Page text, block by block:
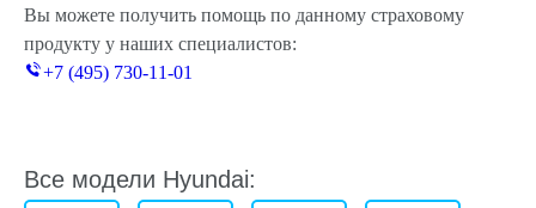
Вы можете получить помощь по данному страховому
продукту у наших специалистов:
+7 (495) 730-11-01
Все модели Hyundai: